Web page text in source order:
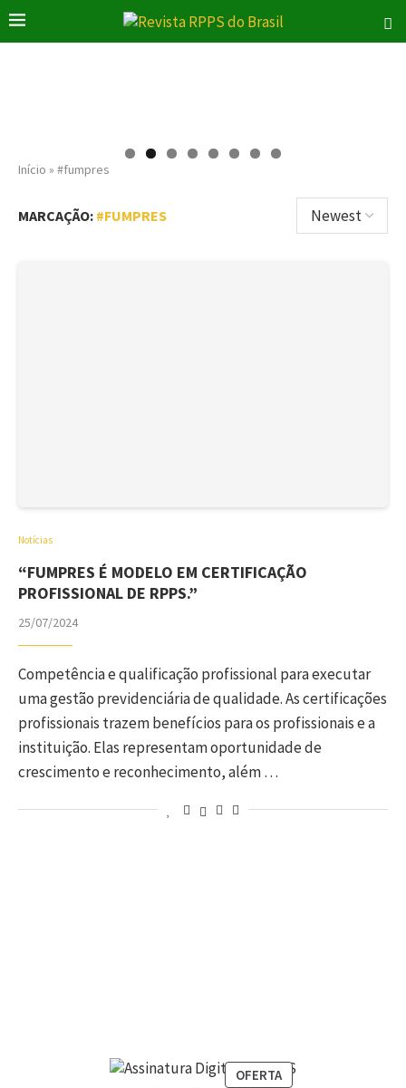
Início » #fumpres
MARCAÇÃO: #FUMPRES
Notícias
“FUMPRES É MODELO EM CERTIFICAÇÃO
PROFISSIONAL DE RPPS.”
25/07/2024
Competência e qualificação profissional para executar
uma gestão previdenciária de qualidade. As certificações
profissionais trazem benefícios para os profissionais e a
instituição. Elas representam oportunidade de
crescimento e reconhecimento, além …
OFERTA